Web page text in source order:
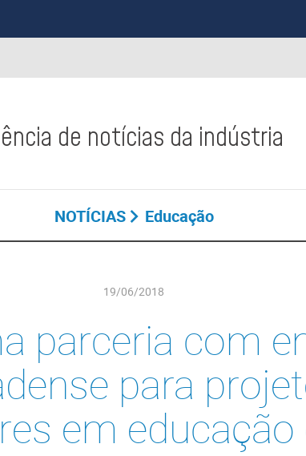
de notícias da indústria
NOTÍCIAS Educação
19/06/2018
parceria com
para
em educação